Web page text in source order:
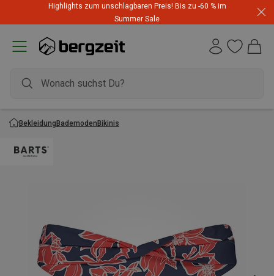
Highlights zum unschlagbaren Preis! Bis zu -60 % im
Summer Sale
BekleidungBademodenBikinis